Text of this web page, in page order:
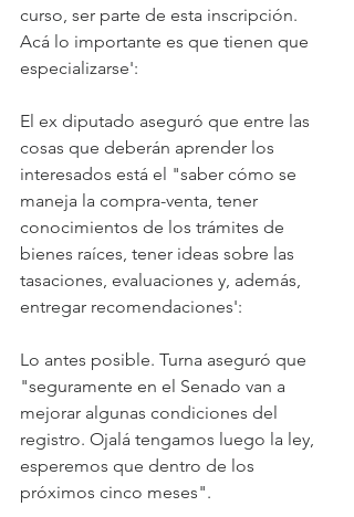
curso, ser parte de esta inscripción.
Acá lo importante es que tienen que
especializarse':
El ex diputado aseguró que entre las
cosas que deberán aprender los
interesados está el "saber cómo se
maneja la compra-venta, tener
conocimientos de los trámites de
bienes raíces, tener ideas sobre las
tasaciones, evaluaciones y, además,
entregar recomendaciones':
Lo antes posible. Turna aseguró que
"seguramente en el Senado van a
mejorar algunas condiciones del
registro. Ojalá tengamos luego la ley,
esperemos que dentro de los
próximos cinco meses".